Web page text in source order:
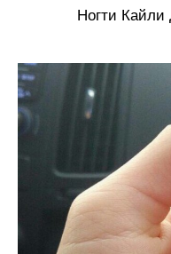
Ногти